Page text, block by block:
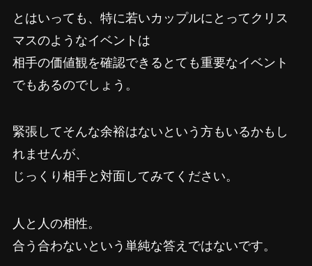
とはいっても、特に若いカップルにとってクリス
マスのようなイベントは
相手の価値観を確認できるとても重要なイベント
でもあるのでしょう。
緊張してそんな余裕はないという方もいるかもし
れませんが、
じっくり相手と対面してみてください。
人と人の相性。
合う合わないという単純な答えではないです。